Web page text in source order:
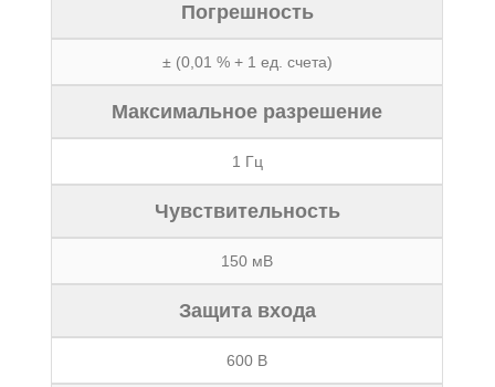
Погрешность
± (0,01 % + 1 ед. счета)
Максимальное разрешение
1 Гц
Чувствительность
150 мВ
Защита входа
600 В